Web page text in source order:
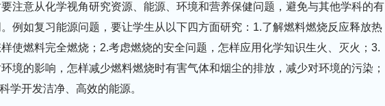
注意从化学视角研究资源、能源、环境和营养保健问题，避免与其他学科的有
例如复习能源问题，要让学生从以下四方面研究：1.了解燃料燃烧反应释放热
使燃料完全燃烧；2.考虑燃烧的安全问题，怎样应用化学知识生火、灭火；3.
境的影响，怎样减少燃料燃烧时有害气体和烟尘的排放，减少对环境的污染；
学开发洁净、高效的能源。